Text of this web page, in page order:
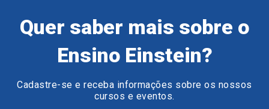
Quer saber mais sobre o
Ensino Einstein?
Cadastre-se e receba informações sobre os nossos
cursos e eventos.